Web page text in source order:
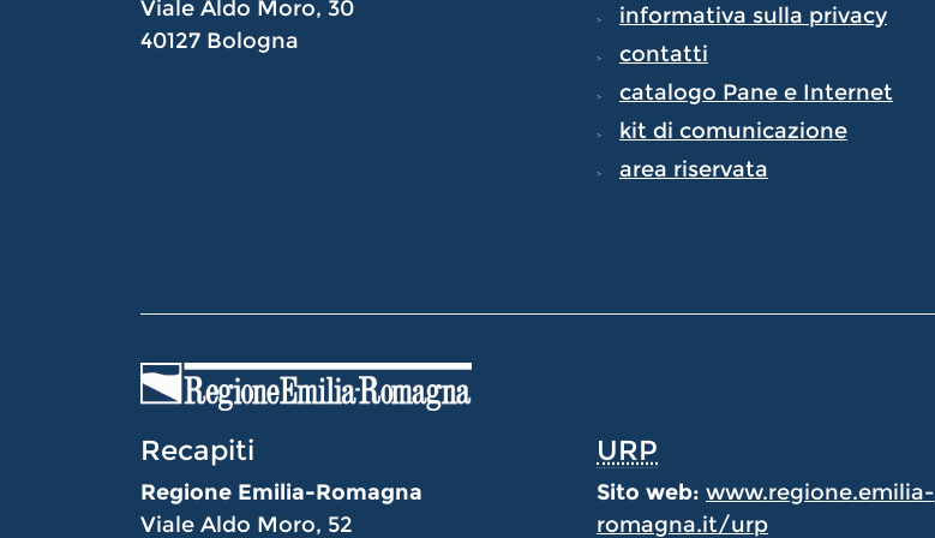
Viale Aldo Moro, 30
40127 Bologna
informativa sulla privacy
contatti
catalogo Pane e Internet
kit di comunicazione
area riservata
Recapiti
Regione Emilia-Romagna
Viale Aldo Moro, 52
URP
Sito web: www.regione.emilia-
romagna.it/urp